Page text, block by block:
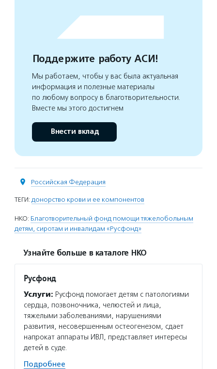
Поддержите работу АСИ!
Мы работаем, чтобы у вас была актуальная
информация и полезные материалы
по любому вопросу в благотворительности.
Вместе мы этого достигнем
Внести вклад
Российская Федерация
ТЕГИ: донорство крови и ее компонентов
НКО: Благотворительный фонд помощи тяжелобольным
детям, сиротам и инвалидам «Русфонд»
Узнайте больше в каталоге НКО
Русфонд
Услуги: Русфонд помогает детям с патологиями
сердца, позвоночника, челюстей и лица,
тяжелыми заболеваниями, нарушениями
развития, несовершенным остеогенезом, сдает
напрокат аппараты ИВЛ, представляет интересы
детей в суде.
Подробнее